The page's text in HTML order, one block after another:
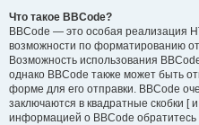
Что такое BBCode?
BBCode — это особая реализация
возможности по форматированию
Возможность использования
однако BBCode также может быть
форме для его отправки. BBCode
заключаются в квадратные скобки [
информацией о BBCode обратитесь